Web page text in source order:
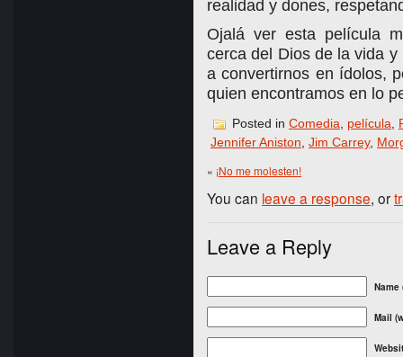
realidad y dones,
Ojalá ver esta película
cerca del Dios de la vida
a convertirnos en ídolos,
quien encontramos en lo
Posted in Comedia película
Jennifer Aniston, Jim Carrey,
« ¡No me molesten!
You can leave a response, or
Leave a Reply
Name
Mail